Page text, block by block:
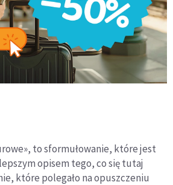
to sformułowanie, które jest
opisem tego, co się tutaj
które polegało na opuszczeniu